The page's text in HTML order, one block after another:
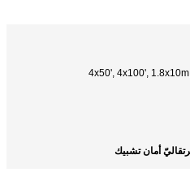
4x50', 4x100',
أمان تشبيك